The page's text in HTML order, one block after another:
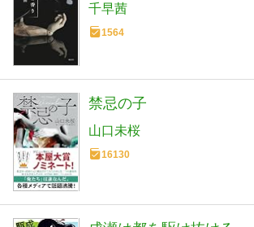
千早茜
1564
禁忌の子
山口未桜
16130